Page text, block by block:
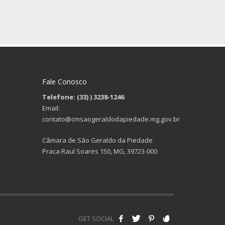
Fale Conosco
Telefone: (33)) 3238-1246
Email:
contato@cmsaogeraldodapiedade.mg.gov.br
Câmara de São Geraldo da Piedade
Praca Raul Soares 150, MG, 39723-000
GET SOCIAL